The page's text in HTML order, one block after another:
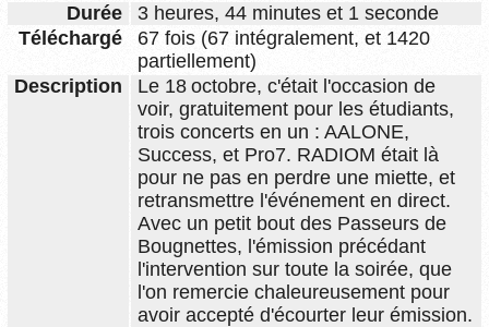
Durée
3 heures, 44 minutes et 1 seconde
Téléchargé
67 fois (67 intégralement, et 1420
partiellement)
Description
Le 18 octobre, c'était l'occasion de
voir, gratuitement pour les étudiants,
trois concerts en un : AALONE,
Success, et Pro7. RADIOM était là
pour ne pas en perdre une miette, et
retransmettre l'événement en direct.
Avec un petit bout des Passeurs de
Bougnettes, l'émission précédant
l'intervention sur toute la soirée, que
l'on remercie chaleureusement pour
avoir accepté d'écourter leur émission.